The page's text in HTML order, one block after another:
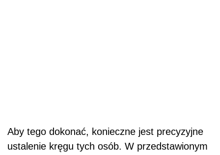
Aby tego dokonać, konieczne jest precyzyjne
ustalenie kręgu tych osób. W przedstawionym